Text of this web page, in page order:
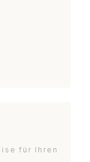
für Ihren